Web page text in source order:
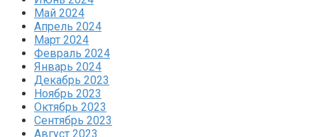
Май 2024
Апрель 2024
Март 2024
Февраль 2024
Январь 2024
Декабрь 2023
Ноябрь 2023
Октябрь 2023
Сентябрь 2023
Август 2023